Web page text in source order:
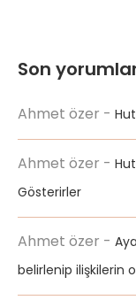
Son
Ahmet özer -
Ahmet özer -
Gösterirler
Ahmet özer -
belirlenip ilişkilerin